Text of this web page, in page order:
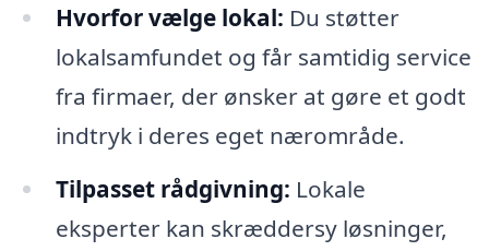
Hvorfor vælge lokal: Du støtter
lokalsamfundet og får samtidig service
fra firmaer, der ønsker at gøre et godt
indtryk i deres eget nærområde.
Tilpasset rådgivning: Lokale
eksperter kan skræddersy løsninger,